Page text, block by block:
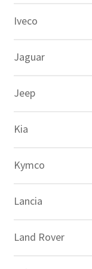
Iveco
Jaguar
Jeep
Kia
Kymco
Lancia
Land Rover